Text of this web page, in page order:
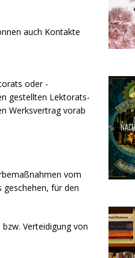
auch Kontakte
oder -
gestellten Lektorats-
Werksvertrag vorab
vom
für den
Verteidigung von